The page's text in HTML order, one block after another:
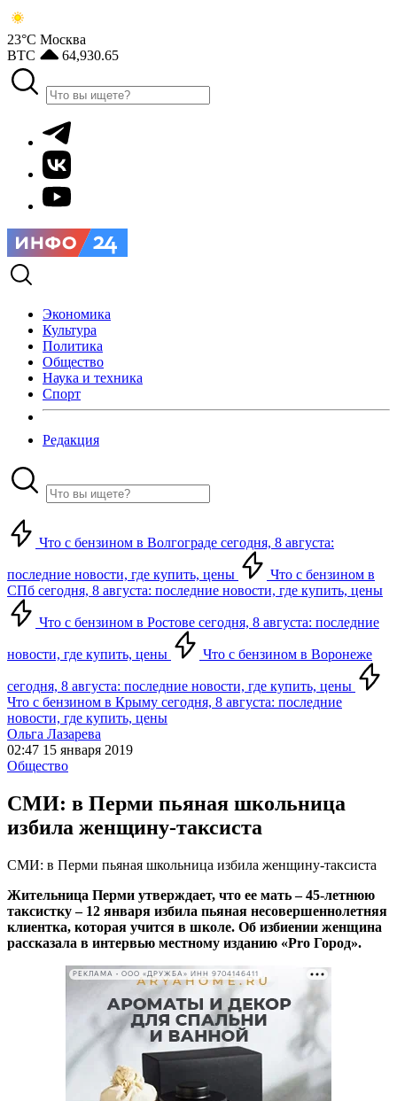
23°С Москва
BTC
64,930.65
Экономика
Культура
Политика
Общество
Наука и техника
Спорт
Редакция
Что с бензином в Волгограде сегодня, 8 августа:
последние новости, где купить, цены
Что с бензином в
СПб сегодня, 8 августа: последние новости, где купить, цены
Что с бензином в Ростове сегодня, 8 августа: последние
новости, где купить, цены Что с бензином в Воронеже
сегодня, 8 августа: последние новости, где купить, цены
Что с бензином в Крыму сегодня, 8 августа: последние
новости, где купить, цены
Ольга Лазарева
02:47 15 января 2019
Общество
СМИ: в Перми пьяная школьница
избила женщину-таксиста
СМИ: в Перми пьяная школьница избила женщину-таксиста
Жительница Перми утверждает, что ее мать – 45-летнюю
таксистку – 12 января избила пьяная несовершеннолетняя
клиентка, которая учится в школе. Об избиении женщина
рассказала в интервью местному изданию «Pro Город».
РЕКЛАМА • ООО «ДРУЖБА» ИНН 9704146411